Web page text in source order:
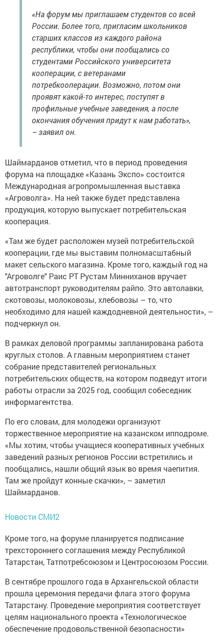
«На форум мы приглашаем студентов со всей
России. Более того, пригласим школьников
старших классов из каждого района
республики, чтобы они пообщались со
студентами Российского университета
кооперации, с ветеранами
потребкооперации. Возможно, потом они
проявят какой-то интерес, поступят в
профильные учебные заведения, а после
окончания обучения придут к нам работать»,
– заявил он.
Шаймарданов отметил, что в период проведения
форума на площадке «Казань Экспо» состоится
Международная агропромышленная выставка
«Агроволга». На ней также будет представлена
продукция, которую выпускает потребительская
кооперация.
«Там же будет расположен музей потребительской
кооперации, где мы выставим полномасштабный
макет сельского магазина. Кроме того, каждый год на
"Агроволге" Раис РТ Рустам Минниханов вручает
автотранспорт руководителям райпо. Это автолавки,
скотовозы, молоковозы, хлебовозы – то, что
необходимо для нашей каждодневной деятельности», –
подчеркнул он.
В рамках деловой программы запланирована работа
круглых столов. А главным мероприятием станет
собрание представителей региональных
потребительских обществ, на котором подведут итоги
работы отрасли за 2025 год, сообщил собеседник
информагентства.
По его словам, для молодежи организуют
торжественное мероприятие на казанском ипподроме.
«Мы хотим, чтобы учащиеся кооперативных учебных
заведений разных регионов России встретились и
пообщались, нашли общий язык во время чаепития.
Там же пройдут конные скачки», – заметил
Шаймарданов.
Новости СМИ2
Кроме того, на форуме планируется подписание
трехстороннего соглашения между Республикой
Татарстан, Татпотребсоюзом и Центросоюзом России.
В сентябре прошлого года в Архангельской области
прошла церемония передачи флага этого форума
Татарстану. Проведение мероприятия соответствует
целям национального проекта «Технологическое
обеспечение продовольственной безопасности»